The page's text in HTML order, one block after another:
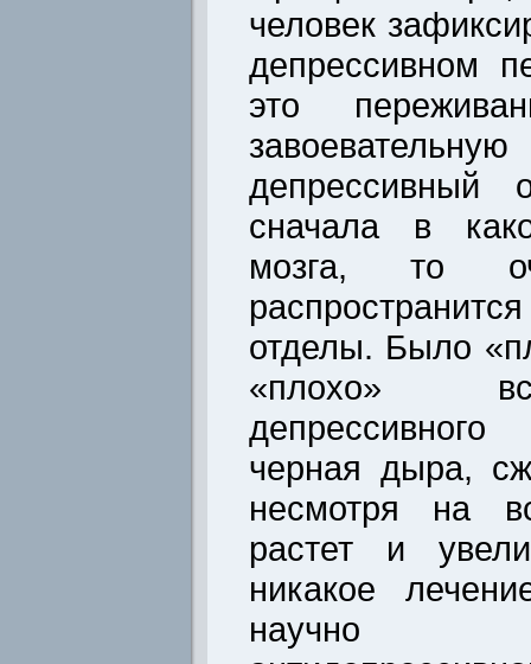
человек
депрессивном
это
депрессивный
сначала в
мозга, то
отделы. Было
«плохо»
черная дыра,
несмотря на
растет и
никакое
научно